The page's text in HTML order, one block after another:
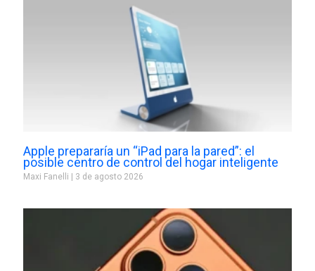
Apple prepararía un “iPad para la pared”: el
posible centro de control del hogar inteligente
Maxi Fanelli 3 de agosto 2026